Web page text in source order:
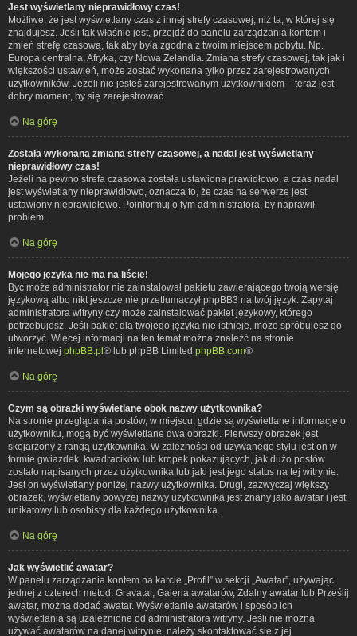
Jest wyświetlany nieprawidłowy czas!
Możliwe, że jest wyświetlany czas z innej strefy czasowej, niż ta, w której się
znajdujesz. Jeśli tak właśnie jest, przejdź do panelu zarządzania kontem i
zmień strefę czasową, tak aby była zgodna z twoim miejscem pobytu. Np.
Europa centralna, Afryka, czy Nowa Zelandia. Zmiana strefy czasowej, tak jak i
większości ustawień, może zostać wykonana tylko przez zarejestrowanych
użytkowników. Jeżeli nie jesteś zarejestrowanym użytkownikiem – teraz jest
dobry moment, by się zarejestrować.
Na górę
Została wykonana zmiana strefy czasowej, a nadal jest wyświetlany
nieprawidłowy czas!
Jeżeli na pewno strefa czasowa została ustawiona prawidłowo, a czas nadal
jest wyświetlany nieprawidłowo, oznacza to, że czas na serwerze jest
ustawiony nieprawidłowo. Poinformuj o tym administratora, by naprawił
problem.
Na górę
Mojego języka nie ma na liście!
Być może administrator nie zainstalował pakietu zawierającego twoją wersję
językową albo nikt jeszcze nie przetłumaczył phpBB3 na twój język. Zapytaj
administratora witryny czy może zainstalować pakiet językowy, którego
potrzebujesz. Jeśli pakiet dla twojego języka nie istnieje, może spróbujesz go
utworzyć. Więcej informacji na ten temat można znaleźć na stronie
internetowej phpBB.pl® lub phpBB Limited phpBB.com®
Na górę
Czym są obrazki wyświetlane obok nazwy użytkownika?
Na stronie przeglądania postów, w miejscu, gdzie są wyświetlane informacje o
użytkowniku, mogą być wyświetlane dwa obrazki. Pierwszy obrazek jest
skojarzony z rangą użytkownika. W zależności od używanego stylu jest on w
formie gwiazdek, kwadracików lub kropek pokazujących, jak dużo postów
zostało napisanych przez użytkownika lub jaki jest jego status na tej witrynie.
Jest on wyświetlany poniżej nazwy użytkownika. Drugi, zazwyczaj większy
obrazek, wyświetlany powyżej nazwy użytkownika jest znany jako awatar i jest
unikatowy lub osobisty dla każdego użytkownika.
Na górę
Jak wyświetlić awatar?
W panelu zarządzania kontem na karcie „Profil” w sekcji „Awatar”, używając
jednej z czterech metod: Gravatar, Galeria awatarów, Zdalny awatar lub Prześlij
awatar, można dodać awatar. Wyświetlanie awatarów i sposób ich
wyświetlania są uzależnione od administratora witryny. Jeśli nie można
używać awatarów na danej witrynie, należy skontaktować się z jej